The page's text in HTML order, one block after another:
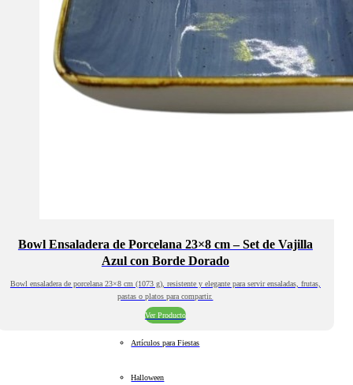
Bowl Ensaladera de Porcelana 23×8 cm – Set de Vajilla
Azul con Borde Dorado
Bowl ensaladera de porcelana 23×8 cm (1073 g), resistente y elegante para servir ensaladas, frutas,
pastas o platos para compartir.
Ver Producto
Artículos para Fiestas
Halloween